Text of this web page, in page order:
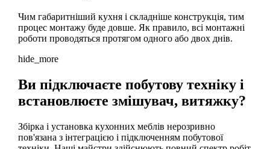
Чим габаритніший кухня і складніше конструкція, тим
процес монтажу буде довше. Як правило, всі монтажні
роботи проводяться протягом одного або двох днів.
hide_more
Ви підключаєте побутову техніку і
встановлюєте змішувач, витяжку?
Збірка і установка кухонних меблів нерозривно
пов'язана з інтеграцією і підключенням побутової